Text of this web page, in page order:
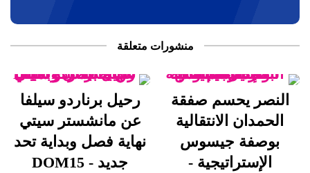
منشورات متعلقة
النصر يحسم صفقة
الحمدان الانتقالية
بوصفة جيسوس
الإستراتيجية -
رحيل برناردو سيلفا
عن مانشستر سيتي
نهاية فصل وبداية تحد
جديد - DOM15